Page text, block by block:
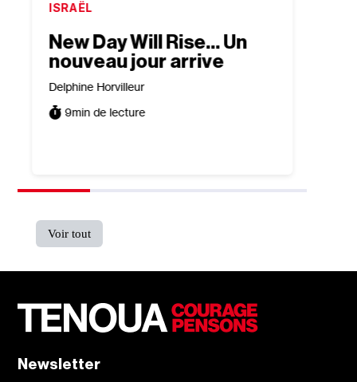
ISRAËL
New Day Will Rise… Un
nouveau jour arrive
Delphine Horvilleur
9min de lecture
Voir tout
Newsletter